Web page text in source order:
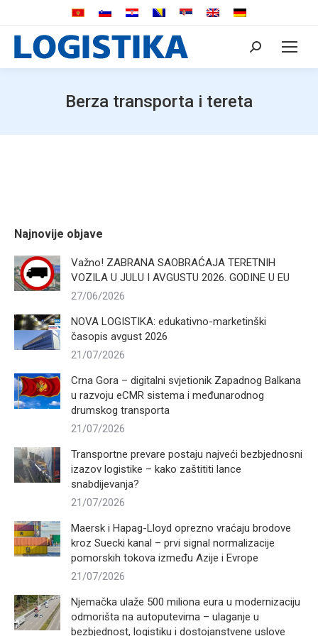
Search:
Berza transporta i tereta
Najnovije objave
Važno! ZABRANA SAOBRAĆAJA TERETNIH
VOZILA U JULU I AVGUSTU 2026. GODINE U EU
27/06/2026
NOVA LOGISTIKA: edukativno-marketinški
časopis avgust 2026
21/07/2026
Crna Gora – digitalni svjetionik Zapadnog Balkana
u razvoju eCMR sistema i međunarodnog
drumskog transporta
21/07/2026
Transportne prevare postaju najveći bezbjednosni
izazov logistike – kako zaštititi lance
snabdijevanja?
21/07/2026
Maersk i Hapag-Lloyd oprezno vraćaju brodove
kroz Suecki kanal – prvi signal normalizacije
pomorskih tokova između Azije i Evrope
21/07/2026
Njemačka ulaže 500 miliona eura u modernizaciju
odmorišta na autoputevima – ulaganje u
bezbjednost, logistiku i dostojanstvene uslove